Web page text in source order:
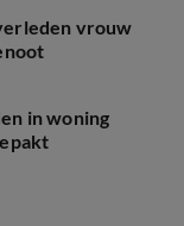
vrouw
in woning